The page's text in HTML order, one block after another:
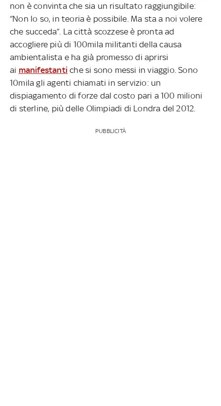
non è convinta che sia un risultato raggiungibile:
“Non lo so, in teoria è possibile. Ma sta a noi volere
che succeda”. La città scozzese è pronta ad
accogliere più di 100mila militanti della causa
ambientalista e ha già promesso di aprirsi
ai manifestanti che si sono messi in viaggio. Sono
10mila gli agenti chiamati in servizio: un
dispiagamento di forze dal costo pari a 100 milioni
di sterline, più delle Olimpiadi di Londra del 2012.
PUBBLICITÀ